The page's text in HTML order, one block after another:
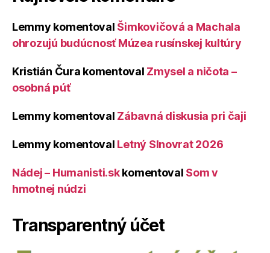
Lemmy komentoval Šimkovičová a Machala
ohrozujú budúcnosť Múzea rusínskej kultúry
Kristián Čura komentoval Zmysel a ničota –
osobná púť
Lemmy komentoval Zábavná diskusia pri čaji
Lemmy komentoval Letný Slnovrat 2026
Nádej – Humanisti.skkomentoval Som v
hmotnej núdzi
Transparentný účet